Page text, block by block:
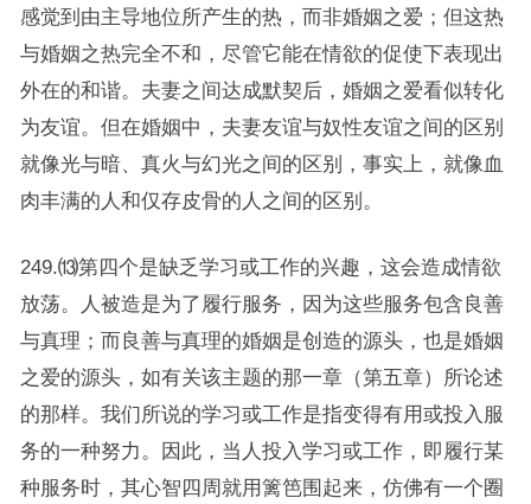
感觉到由主导地位所产生的热，而非婚姻之爱；但这热
与婚姻之热完全不和，尽管它能在情欲的促使下表现出
外在的和谐。夫妻之间达成默契后，婚姻之爱看似转化
为友谊。但在婚姻中，夫妻友谊与奴性友谊之间的区别
就像光与暗、真火与幻光之间的区别，事实上，就像血
肉丰满的人和仅存皮骨的人之间的区别。
249.⒀第四个是缺乏学习或工作的兴趣，这会造成情欲
放荡。人被造是为了履行服务，因为这些服务包含良善
与真理；而良善与真理的婚姻是创造的源头，也是婚姻
之爱的源头，如有关该主题的那一章（第五章）所论述
的那样。我们所说的学习或工作是指变得有用或投入服
务的一种努力。因此，当人投入学习或工作，即履行某
种服务时，其心智四周就用篱笆围起来，仿佛有一个圈